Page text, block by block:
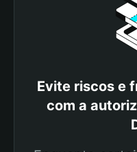
Evite riscos e
com a